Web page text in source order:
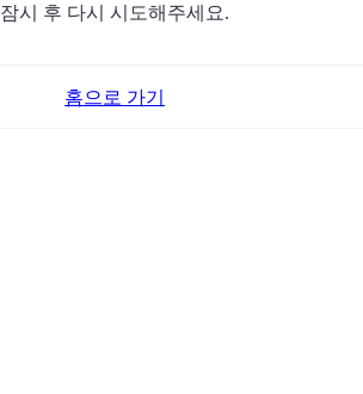
잠시 후 다시 시도해주세요.
홈으로 가기